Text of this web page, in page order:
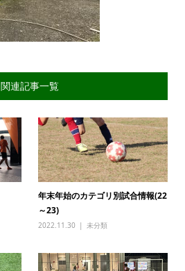
関連記事一覧
年末年始のカテゴリ別試合情報(22
～23)
2022.11.30 未分類